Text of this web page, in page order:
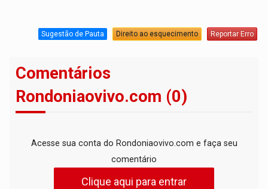
Sugestão de Pauta Direito ao esquecimento Reportar Erro
Comentários
Rondoniaovivo.com (0)
Acesse sua conta do Rondoniaovivo.com e faça seu
comentário
Clique aqui para entrar